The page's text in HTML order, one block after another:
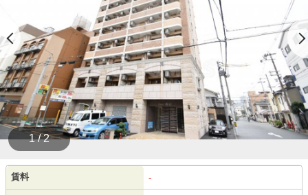
1 / 2
賃料 -